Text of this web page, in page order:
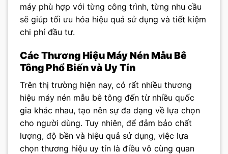
máy phù hợp với từng công trình, từng nhu cầu
sẽ giúp tối ưu hóa hiệu quả sử dụng và tiết kiệm
chi phí đầu tư.
Các Thương Hiệu Máy Nén Mẫu Bê
Tông Phổ Biến và Uy Tín
Trên thị trường hiện nay, có rất nhiều thương
hiệu máy nén mẫu bê tông đến từ nhiều quốc
gia khác nhau, tạo nên sự đa dạng về lựa chọn
cho người dùng. Tuy nhiên, để đảm bảo chất
lượng, độ bền và hiệu quả sử dụng, việc lựa
chọn thương hiệu uy tín là điều vô cùng quan